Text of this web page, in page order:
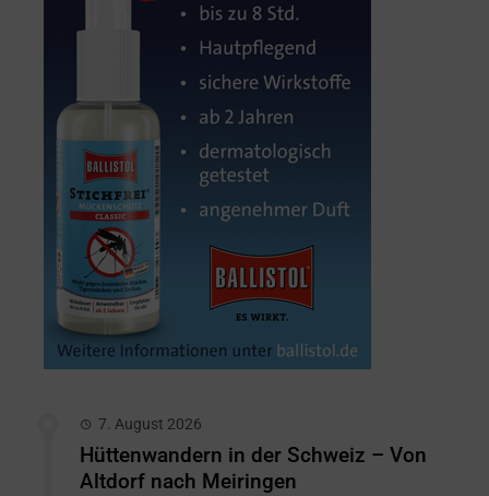
7. August 2026
Hüttenwandern in der Schweiz – Von
Altdorf nach Meiringen